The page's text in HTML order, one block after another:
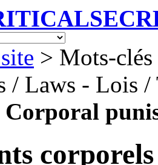
> Mots-
/ Laws - Lois
Corporal